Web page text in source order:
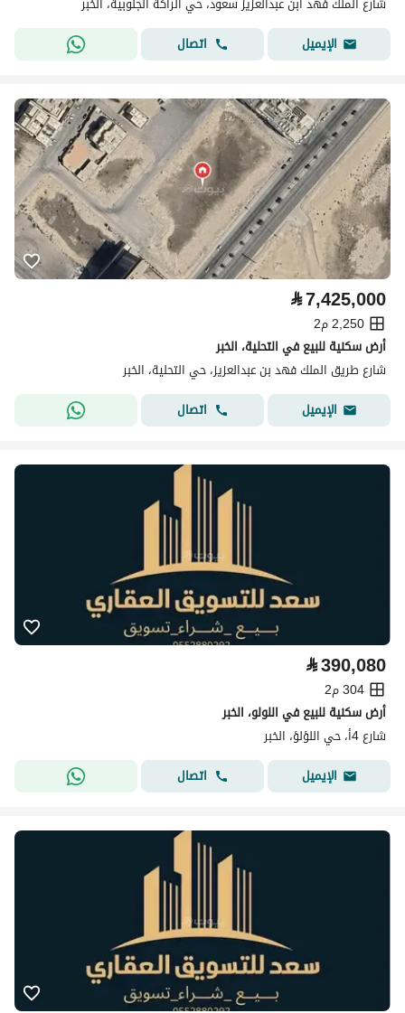
الإيميل
اتصال
⃁7,425,000
2,250 م2
أرض سكنية للبيع في التحلية، الخبر
شارع طريق الملك فهد بن عبدالعزيز، حي التحلية، الخبر
الإيميل
اتصال
⃁390,080
304 م2
أرض سكنية للبيع في اللولو، الخبر
شارع 4أ، حي اللؤلؤ، الخبر
الإيميل
اتصال